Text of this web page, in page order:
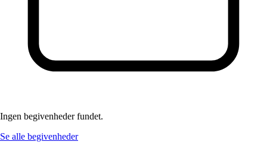
Ingen begivenheder fundet.
Se alle begivenheder